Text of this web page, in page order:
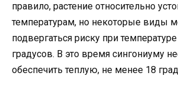
правило, растение относительно
температурам, но некоторые виды
подвергаться риску при
градусов. В это время сингониуму
обеспечить теплую, не менее 18